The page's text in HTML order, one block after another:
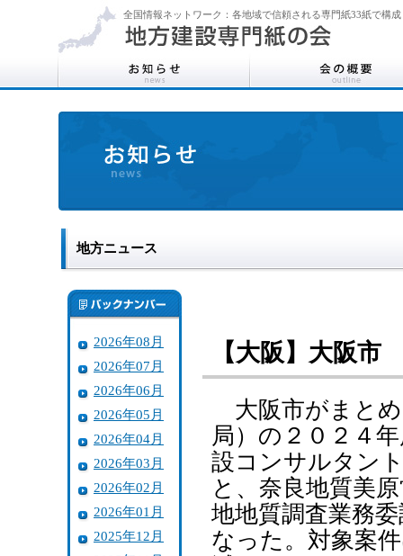
全国情報ネットワーク：各地域で信頼される専門紙33紙で構成
地方ニュース
2026年08月
2026年07月
2026年06月
2026年05月
2026年04月
2026年03月
2026年02月
2026年01月
2025年12月
【大阪】大阪
大阪市がまとめ
局）の２０２４
設コンサルタン
と、奈良地質美
地地質調査業務
なった。対象案